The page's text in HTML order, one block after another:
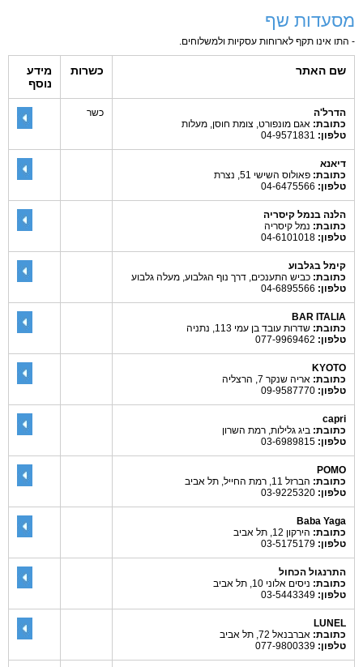
מסעדות שף
- התו אינו תקף לארוחות עסקיות ולמשלוחים.
שם האתר כשרות
מידע
נוסף
הדרל'ה
כתובת: אגם מונפורט, צומת חוסן, מעלות
טלפון:
כשר
דיאנא
כתובת: פאולוס השישי 51, נצרת
טלפון:
הלנה בנמל קיסריה
כתובת: נמל קיסריה
טלפון:
קימל בגלבוע
כתובת: כביש התענכים, דרך נוף הגלבוע, מעלה גלבוע
טלפון:
BAR ITALIA
כתובת: שדרות עובד בן עמי 113, נתניה
טלפון:
KYOTO
כתובת: אריה שנקר 7, הרצליה
טלפון:
capri
כתובת: ביג גלילות, רמת השרון
טלפון:
POMO
כתובת: הברזל 11, רמת החייל, תל אביב
טלפון:
Baba Yaga
כתובת: הירקון 12, תל אביב
טלפון:
התרנגול הכחול
כתובת: ניסים אלוני 10, תל אביב
טלפון:
LUNEL
כתובת: אברבנאל 72, תל אביב
טלפון: